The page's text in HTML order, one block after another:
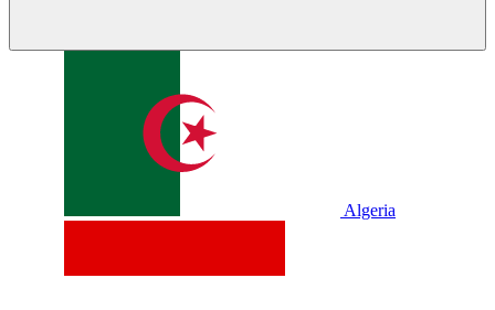
Algeria